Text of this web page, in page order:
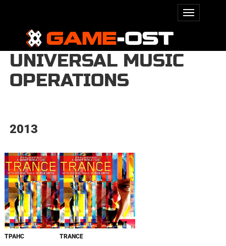
UNIVERSAL MUSIC
OPERATIONS
2013
ТРАНС TRANCE